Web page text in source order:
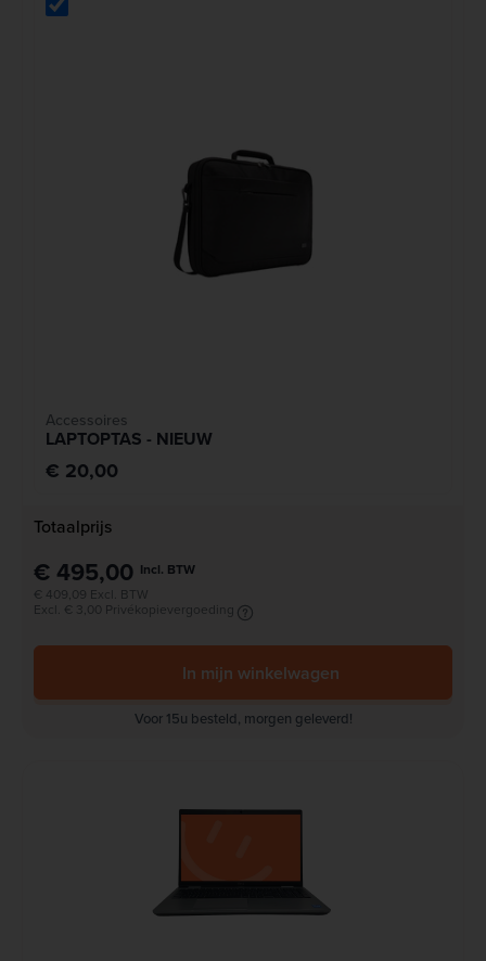
Accessoires
LAPTOPTAS - NIEUW
€ 20,00
Totaalprijs
€ 495,00 Incl. BTW
€ 409,09 Excl. BTW
Excl. € 3,00 Privékopievergoeding
In mijn winkelwagen
Voor 15u besteld, morgen geleverd!